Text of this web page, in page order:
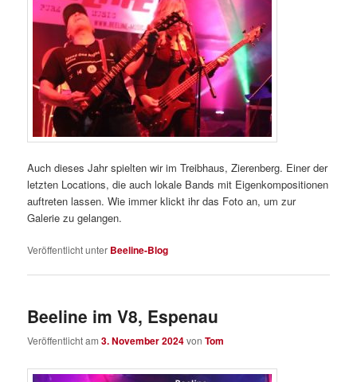
Auch dieses Jahr spielten wir im Treibhaus, Zierenberg. Einer der
letzten Locations, die auch lokale Bands mit Eigenkompositionen
auftreten lassen. Wie immer klickt ihr das Foto an, um zur
Galerie zu gelangen.
Veröffentlicht unter Beeline-Blog
Beeline im V8, Espenau
Veröffentlicht am3. November 2024vonTom